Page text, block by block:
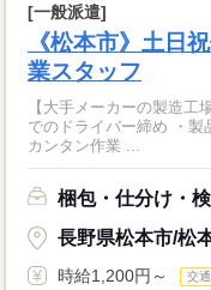
[一般派遣]
《松本市》土日
業スタッフ
【大手メーカーの製造
でのドライバー締め ・製
カンタン作業 ...
梱包・仕分け・
長野県松本市/松
時給1,200円～ 交